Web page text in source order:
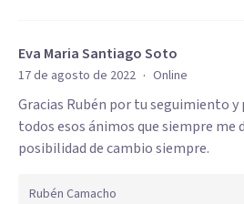
Eva Maria Santiago Soto
17 de agosto de 2022 · Online
Gracias Rubén por tu seguimiento
todos esos ánimos que siempre me
posibilidad de cambio siempre.
Rubén Camacho